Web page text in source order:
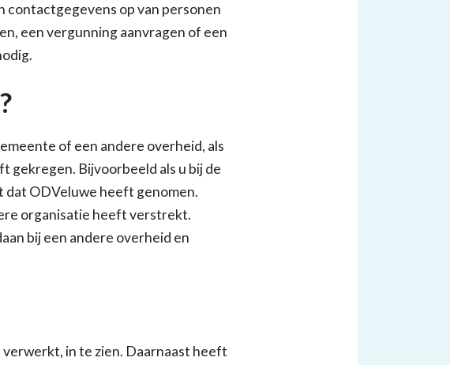
contactgegevens op van personen
een vergunning aanvragen of een
of een andere overheid, als
gekregen. Bijvoorbeeld als u bij de
ODVeluwe heeft genomen.
organisatie heeft verstrekt.
bij een andere overheid en
in te zien. Daarnaast heeft